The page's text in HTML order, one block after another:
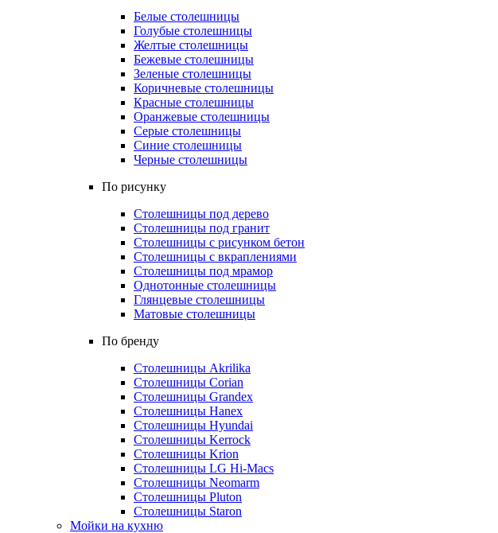
Белые столешницы
Голубые столешницы
Желтые столешницы
Бежевые столешницы
Зеленые столешницы
Коричневые столешницы
Красные столешницы
Оранжевые столешницы
Серые столешницы
Синие столешницы
Черные столешницы
По рисунку
Столешницы под дерево
Столешницы под гранит
Столешницы с рисунком бетон
Столешницы с вкраплениями
Столешницы под мрамор
Однотонные столешницы
Глянцевые столешницы
Матовые столешницы
По бренду
Столешницы Akrilika
Столешницы Corian
Столешницы Grandex
Столешницы Hanex
Столешницы Hyundai
Столешницы Kerrock
Столешницы Krion
Столешницы LG Hi-Macs
Столешницы Neomarm
Столешницы Pluton
Столешницы Staron
Мойки на кухню